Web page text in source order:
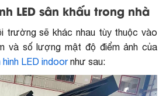
LED sân khấu trong nhà
trường sẽ khác nhau tùy thuộc vào
và số lượng mật độ điểm ảnh của
hình LED indoornhư sau: